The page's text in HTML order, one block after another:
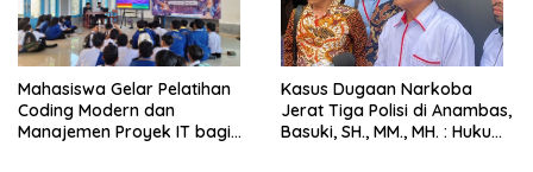
Mahasiswa Gelar Pelatihan
Coding Modern dan
Manajemen Proyek IT bagi
Kasus Dugaan Narkoba
Jerat Tiga Polisi di Anambas,
Basuki, SH., MM., MH. : Hukum